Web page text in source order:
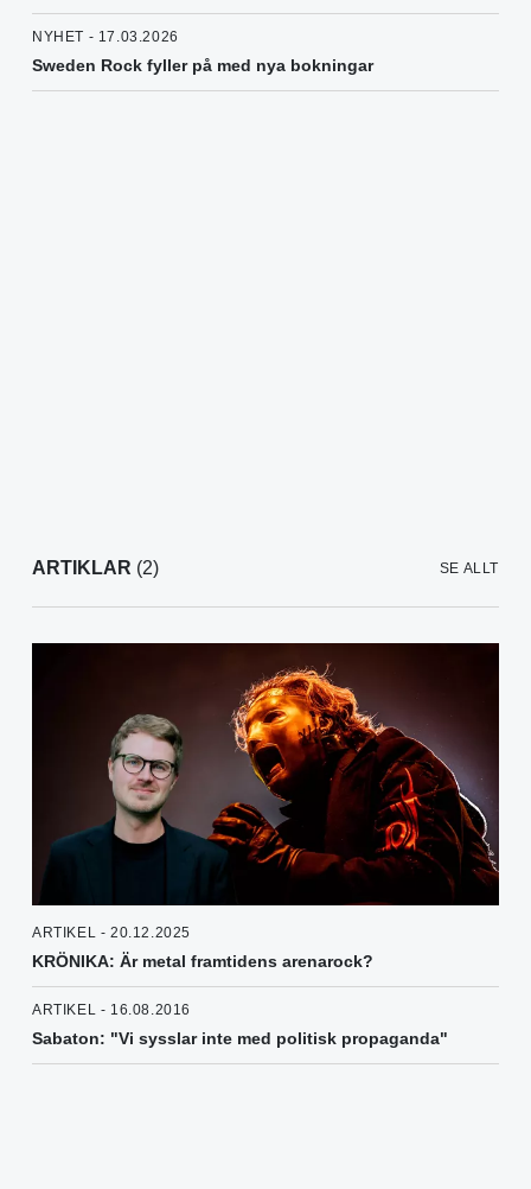
NYHET - 17.03.2026
Sweden Rock fyller på med nya bokningar
ARTIKLAR (2) SE ALLT
ARTIKEL - 20.12.2025
KRÖNIKA: Är metal framtidens arenarock?
ARTIKEL - 16.08.2016
Sabaton: "Vi sysslar inte med politisk propaganda"